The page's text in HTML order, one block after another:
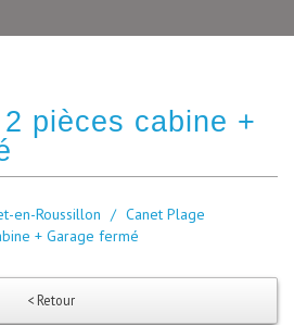
2 pièces cabine +
en-Roussillon
Canet Plage
+ Garage fermé
< Retour